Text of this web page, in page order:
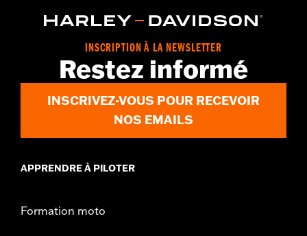
Origine:Importé.
INSCRIPTION À LA NEWSLETTER
Restez informé
INSCRIVEZ-VOUS POUR RECEVOIR
NOS EMAILS
APPRENDRE À PILOTER
Formation moto